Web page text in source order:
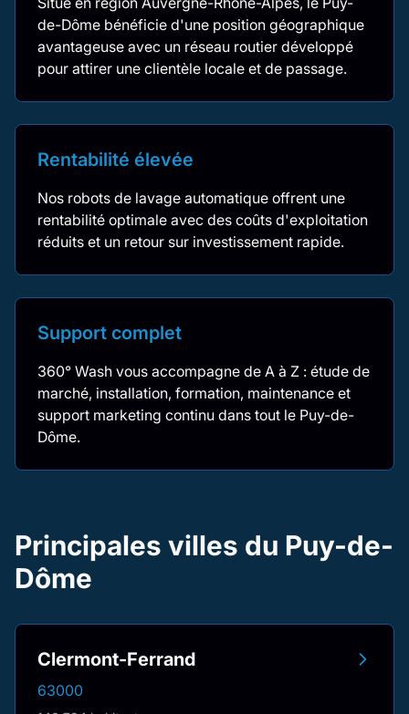
de-Dôme bénéficie d'une position géographique
avantageuse avec un réseau routier développé
pour attirer une clientèle locale et de passage.
Rentabilité élevée
Nos robots de lavage automatique offrent une
rentabilité optimale avec des coûts d'exploitation
réduits et un retour sur investissement rapide.
Support complet
360° Wash vous accompagne de A à Z : étude de
marché, installation, formation, maintenance et
support marketing continu dans tout le Puy-de-
Dôme.
Principales villes du Puy-de-
Dôme
Clermont-Ferrand
63000